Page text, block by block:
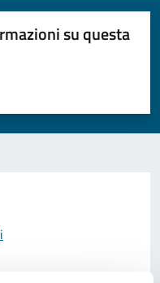
su questa